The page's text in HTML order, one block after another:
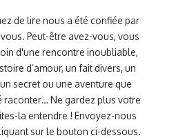
de lire nous a été confiée par
Peut-être avez-vous, vous
d'une rencontre inoubliable,
d’amour, un fait divers, un
secret ou une aventure que
raconter… Ne gardez plus votre
la entendre ! Envoyez-nous
sur le bouton ci-dessous.